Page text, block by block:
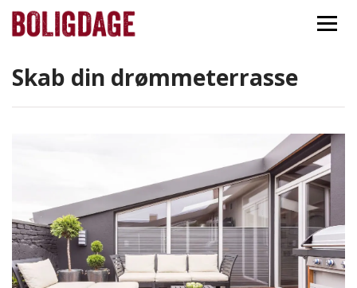
Forside Nyheder
Skab din drømmeterrasse